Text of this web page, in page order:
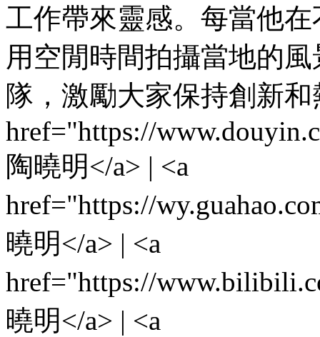
工作帶來靈感。每當他
用空閒時間拍攝當地的
隊，激勵大家保持創新和
href="https://
陶曉明</a> | <a
href="https://
曉明</a> | <a
href="https://
曉明</a> | <a